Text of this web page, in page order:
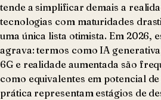
tende a simplificar demais a
tecnologias com maturidades
uma única lista otimista. Em 2026,
agrava: termos como IA
6G e realidade aumentada são
como equivalentes em potencial
prática representam estágios de